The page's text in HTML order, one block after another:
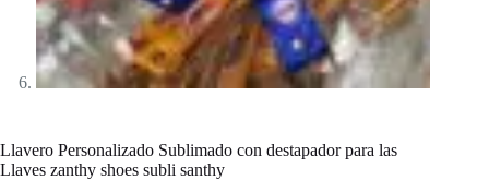
Llavero Personalizado Sublimado con destapador para las
Llaves zanthy shoes subli santhy